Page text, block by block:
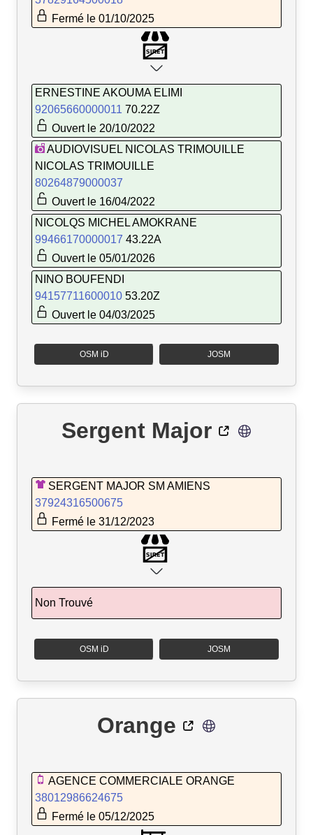
Fermé le 01/10/2025
ERNESTINE AKOUMA ELIMI
92065660000011 70.22Z
Ouvert le 20/10/2022
AUDIOVISUEL NICOLAS TRIMOUILLE
NICOLAS TRIMOUILLE
80264879000037
Ouvert le 16/04/2022
NICOLQS MICHEL AMOKRANE
99466170000017 43.22A
Ouvert le 05/01/2026
NINO BOUFENDI
94157711600010 53.20Z
Ouvert le 04/03/2025
OSM iD JOSM
Sergent Major
SERGENT MAJOR SM AMIENS
37924316500675
Fermé le 31/12/2023
Non Trouvé
OSM iD JOSM
Orange
AGENCE COMMERCIALE ORANGE
38012986624675
Fermé le 05/12/2025